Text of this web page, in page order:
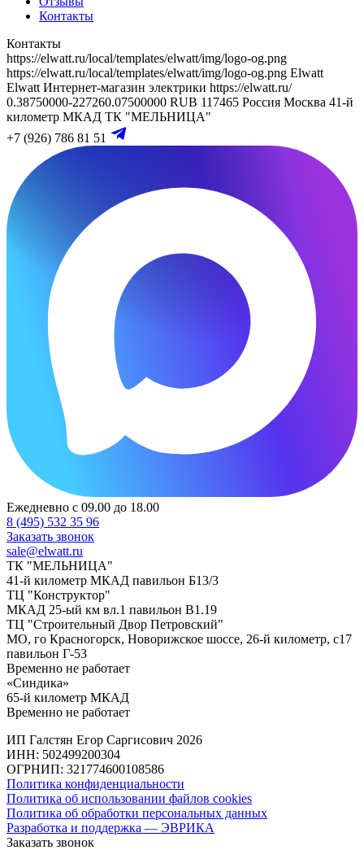
Контакты
Контакты
https://elwatt.ru/local/templates/elwatt/img/logo-og.png
https://elwatt.ru/local/templates/elwatt/img/logo-og.png Elwatt
Elwatt Интернет-магазин электрики https://elwatt.ru/
0.38750000-227260.07500000 RUB 117465 Россия Москва 41-й
километр МКАД ТК "МЕЛЬНИЦА"
+7 (926) 786 81 51
Ежедневно с 09.00 до 18.00
8 (495) 532 35 96
Заказать звонок
sale@elwatt.ru
ТК "МЕЛЬНИЦА"
41-й километр МКАД павильон Б13/3
ТЦ "Конструктор"
МКАД 25-ый км вл.1 павильон В1.19
ТЦ "Строительный Двор Петровский"
МО, го Красногорск, Новорижское шоссе, 26-й километр, с17
павильон Г-53
Временно не работает
«Синдика»
65-й километр МКАД
Временно не работает
ИП Галстян Егор Саргисович 2026
ИНН: 502499200304
ОГРНИП: 321774600108586
Политика конфиденциальности
Политика об использовании файлов cookies
Политика об обработки персональных данных
Разработка и поддержка — ЭВРИКА
Заказать звонок